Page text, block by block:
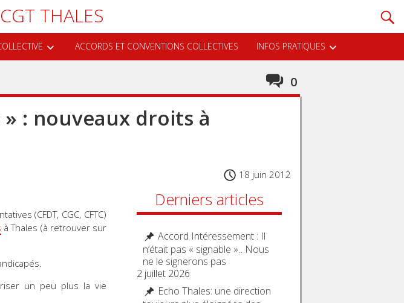
THALES
ACCORDS ET CONVENTIONS COLLECTIVES INFOS PRATIQUES
0
: nouveaux droits à
(CFDT, CGC, CFTC)
à Thales (à retrouver sur
un peu plus la vie
18 juin 2012
Derniers articles
Accord Intéressement : Il
n’était pas « signable »…Nous
ne le signerons pas
2 juillet 2026
Echo Thales: une direction